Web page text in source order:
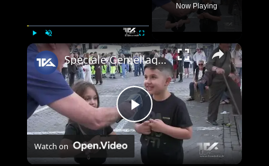
Unmute Fullscreen
Now Playing
×
Play
Video
Speciale Gemellaggio Adrano - Namur | Maggio 2026
Watch on